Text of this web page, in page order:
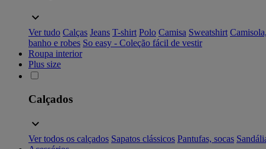
Ver tudo Calças Jeans T-shirt Polo Camisa Sweatshirt
banho e robes So easy - Coleção fácil de vestir
Roupa interior
Plus size
Calçados
Ver todos os calçados Sapatos clássicos Pantufas, socas